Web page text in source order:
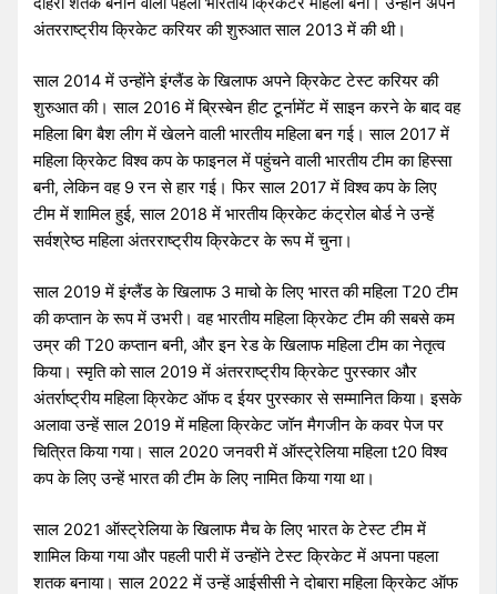
अंतरराष्ट्रीय क्रिकेट करियर की शुरुआत साल 2013 में की थी।
साल 2014 में उन्होंने इंग्लैंड के खिलाफ अपने क्रिकेट टेस्ट करियर की
शुरुआत की। साल 2016 में ब्रिस्बेन हीट टूर्नामेंट में साइन करने के बाद वह
महिला बिग बैश लीग में खेलने वाली भारतीय महिला बन गई। साल 2017 में
महिला क्रिकेट विश्व कप के फाइनल में पहुंचने वाली भारतीय टीम का हिस्सा
बनी, लेकिन वह 9 रन से हार गई। फिर साल 2017 में विश्व कप के लिए
टीम में शामिल हुई, साल 2018 में भारतीय क्रिकेट कंट्रोल बोर्ड ने उन्हें
सर्वश्रेष्ठ महिला अंतरराष्ट्रीय क्रिकेटर के रूप में चुना।
साल 2019 में इंग्लैंड के खिलाफ 3 माचो के लिए भारत की महिला T20 टीम
की कप्तान के रूप में उभरी। वह भारतीय महिला क्रिकेट टीम की सबसे कम
उम्र की T20 कप्तान बनी, और इन रेड के खिलाफ महिला टीम का नेतृत्व
किया। स्मृति को साल 2019 में अंतरराष्ट्रीय क्रिकेट पुरस्कार और
अंतर्राष्ट्रीय महिला क्रिकेट ऑफ द ईयर पुरस्कार से सम्मानित किया। इसके
अलावा उन्हें साल 2019 में महिला क्रिकेट जॉन मैगजीन के कवर पेज पर
चित्रित किया गया। साल 2020 जनवरी में ऑस्ट्रेलिया महिला t20 विश्व
कप के लिए उन्हें भारत की टीम के लिए नामित किया गया था।
साल 2021 ऑस्ट्रेलिया के खिलाफ मैच के लिए भारत के टेस्ट टीम में
शामिल किया गया और पहली पारी में उन्होंने टेस्ट क्रिकेट में अपना पहला
शतक बनाया। साल 2022 में उन्हें आईसीसी ने दोबारा महिला क्रिकेट ऑफ